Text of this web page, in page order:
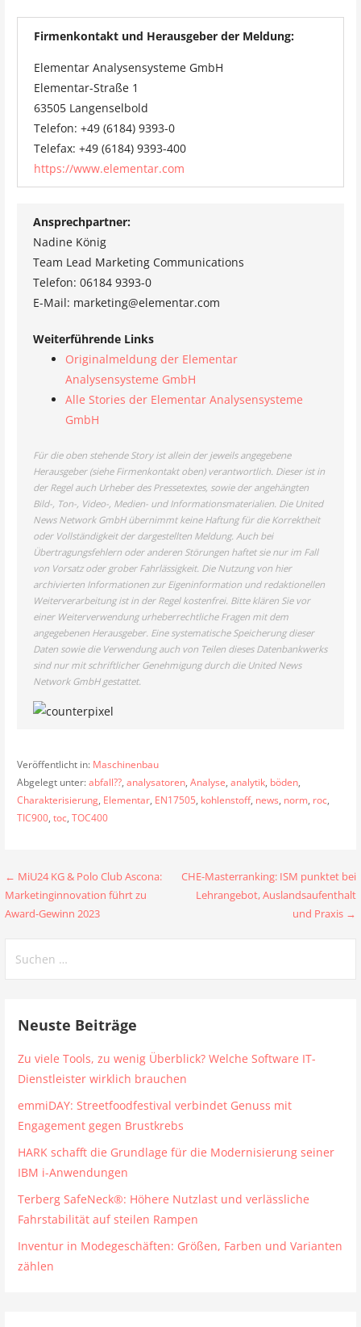
Firmenkontakt und Herausgeber der Meldung:
Elementar Analysensysteme GmbH
Elementar-Straße 1
63505 Langenselbold
Telefon: +49 (6184) 9393-0
Telefax: +49 (6184) 9393-400
https://www.elementar.com
Ansprechpartner:
Nadine König
Team Lead Marketing Communications
Telefon: 06184 9393-0
E-Mail: marketing@elementar.com
Weiterführende Links
Originalmeldung der Elementar
Analysensysteme GmbH
Alle Stories der Elementar Analysensysteme
GmbH
Für die oben stehende Story ist allein der jeweils angegebene
Herausgeber (siehe Firmenkontakt oben) verantwortlich. Dieser ist in
der Regel auch Urheber des Pressetextes, sowie der angehängten
Bild-, Ton-, Video-, Medien- und Informationsmaterialien. Die United
News Network GmbH übernimmt keine Haftung für die Korrektheit
oder Vollständigkeit der dargestellten Meldung. Auch bei
Übertragungsfehlern oder anderen Störungen haftet sie nur im Fall
von Vorsatz oder grober Fahrlässigkeit. Die Nutzung von hier
archivierten Informationen zur Eigeninformation und redaktionellen
Weiterverarbeitung ist in der Regel kostenfrei. Bitte klären Sie vor
einer Weiterverwendung urheberrechtliche Fragen mit dem
angegebenen Herausgeber. Eine systematische Speicherung dieser
Daten sowie die Verwendung auch von Teilen dieses Datenbankwerks
sind nur mit schriftlicher Genehmigung durch die United News
Network GmbH gestattet.
Veröffentlicht in: Maschinenbau
Abgelegt unter:abfall??, analysatoren, Analyse, analytik, böden,
Charakterisierung, Elementar, EN17505, kohlenstoff, news, norm, roc,
TIC900, toc, TOC400
Beitragsnavigation
← MiU24 KG & Polo Club Ascona:
Marketinginnovation führt zu
Award-Gewinn 2023
CHE-Masterranking: ISM punktet bei
Lehrangebot, Auslandsaufenthalt
und Praxis →
nach:
Neuste Beiträge
Zu viele Tools, zu wenig Überblick? Welche Software IT-
Dienstleister wirklich brauchen
emmiDAY: Streetfoodfestival verbindet Genuss mit
Engagement gegen Brustkrebs
HARK schafft die Grundlage für die Modernisierung seiner
IBM i-Anwendungen
Terberg SafeNeck®: Höhere Nutzlast und verlässliche
Fahrstabilität auf steilen Rampen
Inventur in Modegeschäften: Größen, Farben und Varianten
zählen